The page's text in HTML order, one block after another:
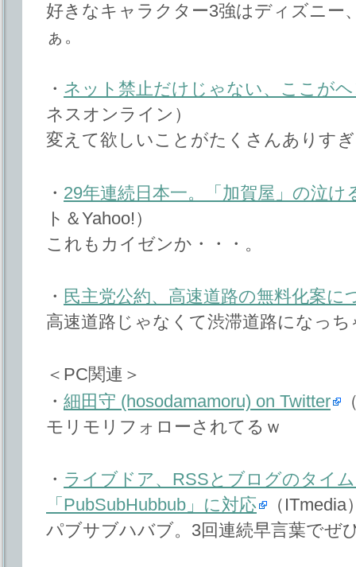
好きなキャラクター3強はディズニー
ぁ。
・ ネット禁止だけじゃない、ここが
ネスオンライン）
変えて欲しいことがたくさんありす
・ 29年連続日本一。「加賀屋」の泣け
ト＆Yahoo!）
これもカイゼンか・・・。
・ 民主党公約、高速道路の無料化案に
高速道路じゃなくて渋滞道路になっ
＜PC関連＞
・ 細田守 (hosodamamoru) on Twitter
モリモリフォローされてるｗ
・ ライブドア、RSSとブログのタイ
「PubSubHubbub」に対応
（ITmedia
パブサブハバブ。3回連続早言葉でぜ